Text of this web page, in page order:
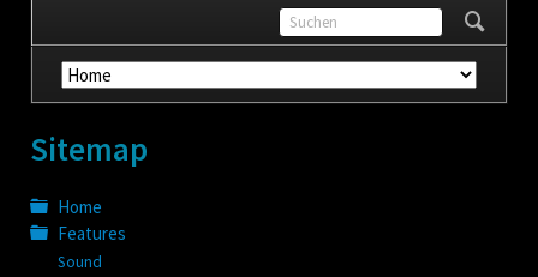
Navigation
überspringen
Sitemap
Home
Features
Sound